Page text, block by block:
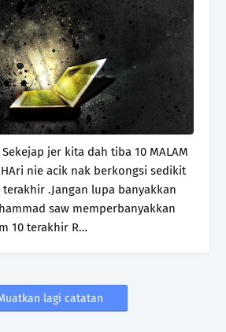
jer kita dah tiba 10 MALAM
HAri nie acik nak berkongsi sedikit
.Jangan lupa banyakkan
saw memperbanyakkan
10 terakhir R…
lagi catatan